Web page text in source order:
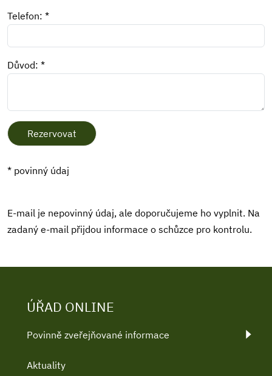
Telefon: *
Důvod: *
Rezervovat
* povinný údaj
E-mail je nepovinný údaj, ale doporučujeme ho vyplnit. Na
zadaný e-mail přijdou informace o schůzce pro kontrolu.
ÚŘAD ONLINE
Povinně zveřejňované informace
Aktuality